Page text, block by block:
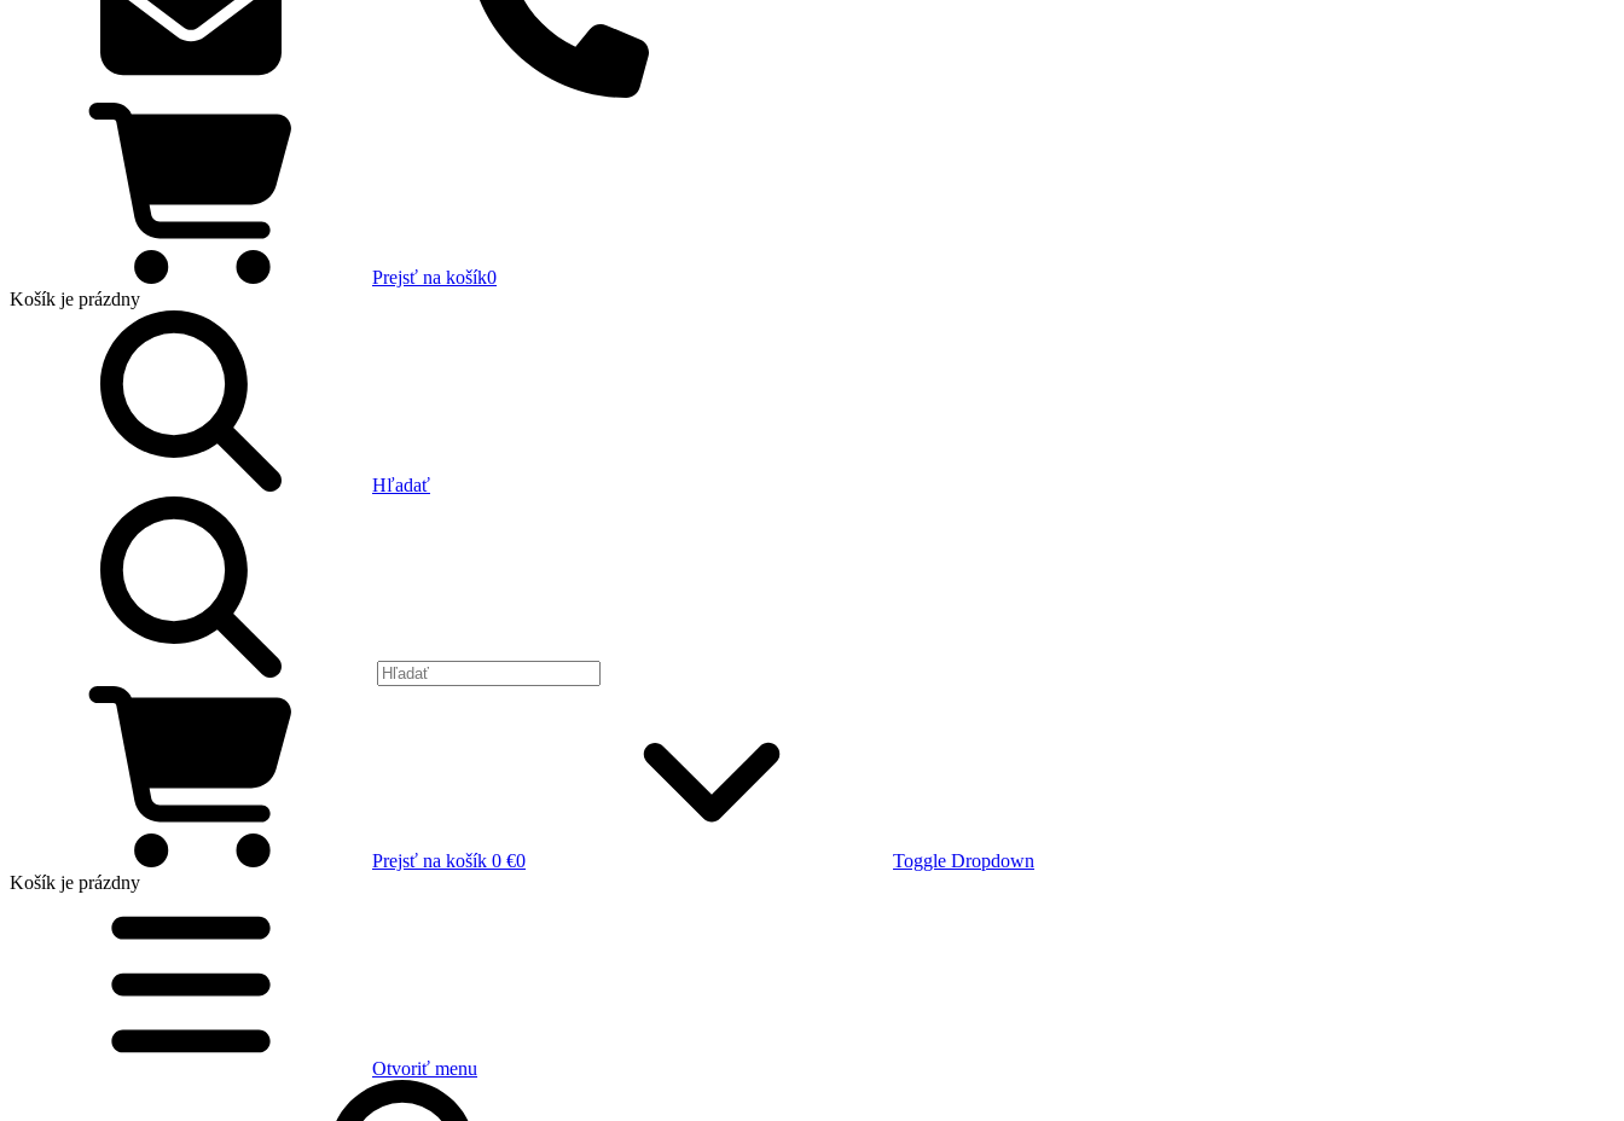
Prejsť na košík0
Košík je prázdny
Hľadať
Prejsť na košík 0 €0
Toggle Dropdown
Košík je prázdny
Otvoriť menu